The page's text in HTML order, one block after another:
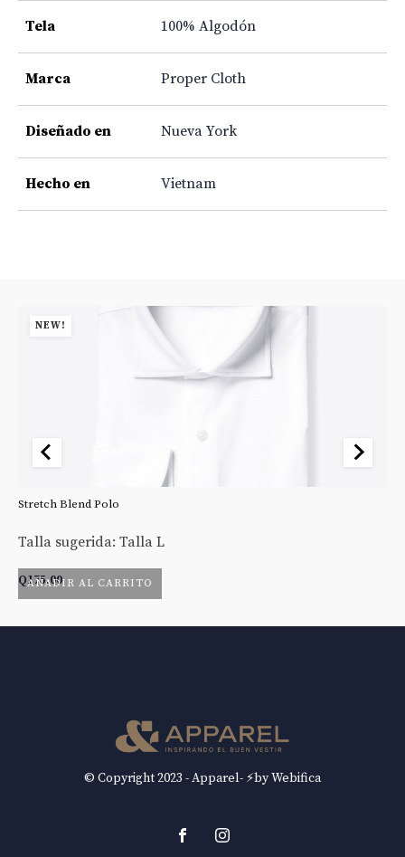
Tela 100% Algodón
Marca Proper Cloth
Diseñado en Nueva York
Hecho en Vietnam
NEW!
AÑADIR AL CARRITO
Stretch Blend Polo
Talla sugerida: Talla L
Q175.00
© Copyright 2023 - Apparel- ⚡by Webifica